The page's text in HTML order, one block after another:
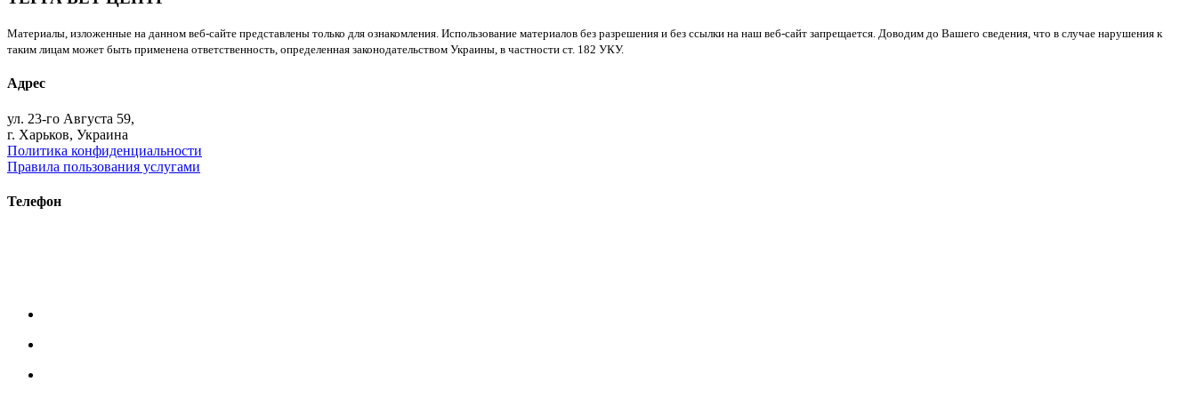
Материалы, изложенные на данном веб-сайте представлены только для ознакомления. Использование материалов без разрешения и без ссылки на наш веб-сайт запрещается. Доводим до Вашего сведения, что в случае нарушения к
таким лицам может быть применена ответственность, определенная законодательством Украины, в частности ст. 182 УКУ.
Адрес
ул. 23-го Августа 59,
г. Харьков, Украина
Политика конфиденциальности
Правила пользования услугами
Телефон